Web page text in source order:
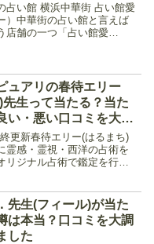
占い館 横浜中華街 占い館愛
）中華街の占い館と言えば
店舗の一つ「占い館愛
占い師が揃...
ュアリの春待エリー
生って当たる？当た
い・悪い口コミを大調
した
更新春待エリー(はるまち)
霊感・霊視・西洋の占術を
リジナル占術で鑑定を行う
すめ。恋愛だけでなく仕事
...
先生(フィール)が当た
は本当？口コミを大調
した